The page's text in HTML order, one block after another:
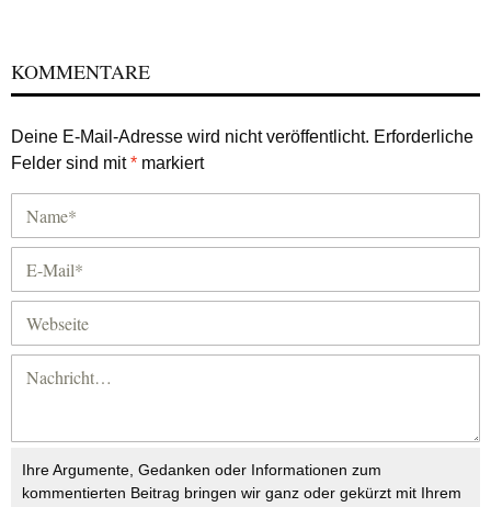
KOMMENTARE
Deine E-Mail-Adresse wird nicht veröffentlicht. Erforderliche
Felder sind mit* markiert
Ihre Argumente, Gedanken oder Informationen zum
kommentierten Beitrag bringen wir ganz oder gekürzt mit Ihrem